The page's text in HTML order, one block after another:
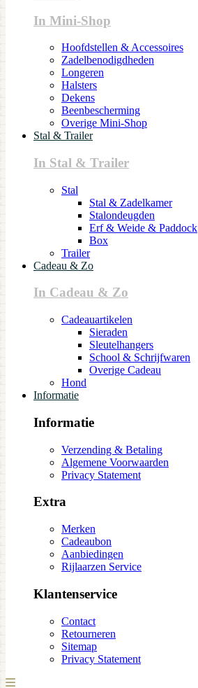
In Mini-Shop
Hoofdstellen & Accessoires
Zadelbenodigdheden
Longeren
Halsters
Dekens
Beenbescherming
Overige Mini-Shop
Stal & Trailer
In Stal & Trailer
Stal
Stal & Zadelkamer
Stalondeugden
Erf & Weide & Paddock
Box
Trailer
Cadeau & Zo
In Cadeau & Zo
Cadeauartikelen
Sieraden
Sleutelhangers
School & Schrijfwaren
Overige Cadeau
Hond
Informatie
Informatie
Verzending & Betaling
Algemene Voorwaarden
Privacy Statement
Extra
Merken
Cadeaubon
Aanbiedingen
Rijlaarzen Service
Klantenservice
Contact
Retourneren
Sitemap
Privacy Statement